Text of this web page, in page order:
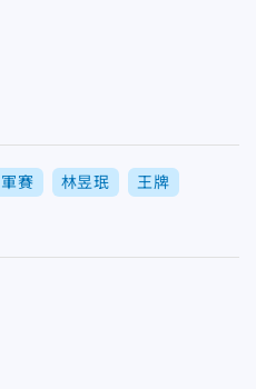
賽 林昱珉 王牌